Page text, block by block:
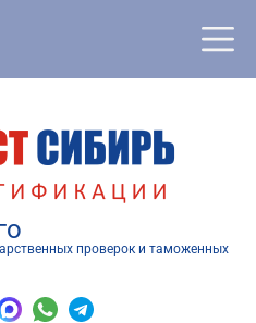
проверок и таможенных